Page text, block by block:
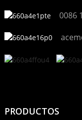
0086
PRODUCTOS